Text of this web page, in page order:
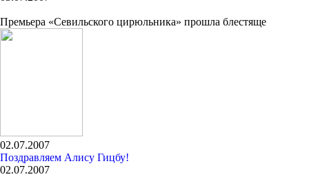
Премьера «Севильского цирюльника» прошла блестяще
02.07.2007
Поздравляем Алису Гицбу!
02.07.2007